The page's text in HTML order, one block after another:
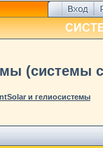
(системы
и гелиосистемы